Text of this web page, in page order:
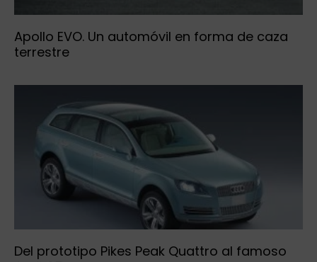
Apollo EVO. Un automóvil en forma de caza
terrestre
Del prototipo Pikes Peak Quattro al famoso